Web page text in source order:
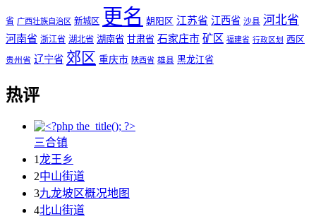
省 广西壮族自治区 新城区 更名 朝阳区 江苏省 江西省 沙县 河北省
河南省 浙江省 湖北省 湖南省 甘肃省 石家庄市 矿区 福建省 行政区划 西区
贵州省 辽宁省 郊区 重庆市 陕西省 雄县 黑龙江省
热评
三合镇
1龙王乡
2中山街道
3九龙坡区概况地图
4北山街道